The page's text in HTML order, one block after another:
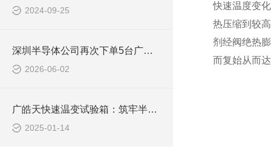
2024-09-25
深圳半导体公司再次下单5台广皓天快温变箱，品质部总工坦言“真的好用”
2026-06-02
广皓天快速温变试验箱：筑牢半导体芯片品质根基
2025-01-14
快速温度变
热压缩到较
剂经阀绝热
而复始从而